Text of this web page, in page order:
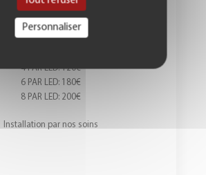
en lumière de votre salle ou éléments de
(couleurs au choix)
4 PAR LED: 120€
6 PAR LED: 180€
8 PAR LED: 200€
Installation par nos soins
Personnaliser